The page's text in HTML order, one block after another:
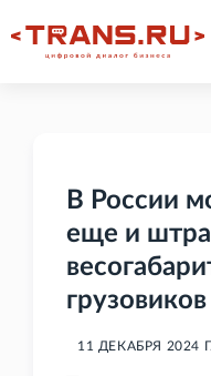
В России
еще и
грузовиков
11 ДЕКАБРЯ 2024 Г.